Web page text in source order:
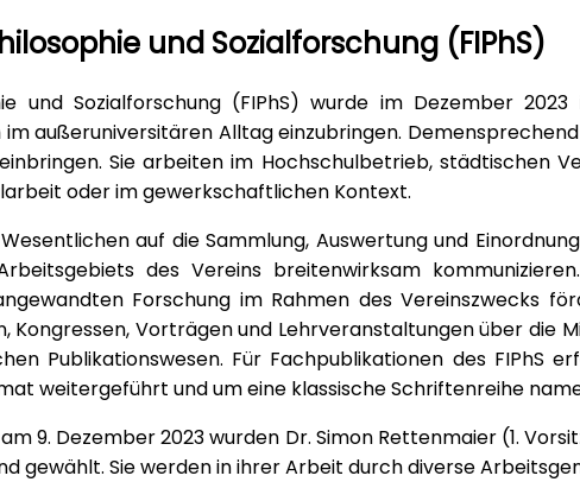
und Sozialforschung (FIPhS)
und Sozialforschung (FIPhS) wurde im Dezember
außeruniversitären Alltag einzubringen.
Sie arbeiten im Hochschulbetrieb, städtischen
oder im gewerkschaftlichen Kontext.
auf die Sammlung, Auswertung und
des Vereins breitenwirksam
Forschung im Rahmen des Vereinszwecks
Kongressen, Vorträgen und Lehrveranstaltungen über
Publikationswesen. Für Fachpublikationen des FIPhS
weitergeführt und um eine klassische Schriftenreihe
9. Dezember 2023 wurden Dr. Simon Rettenmaier (1.
gewählt. Sie werden in ihrer Arbeit durch diverse